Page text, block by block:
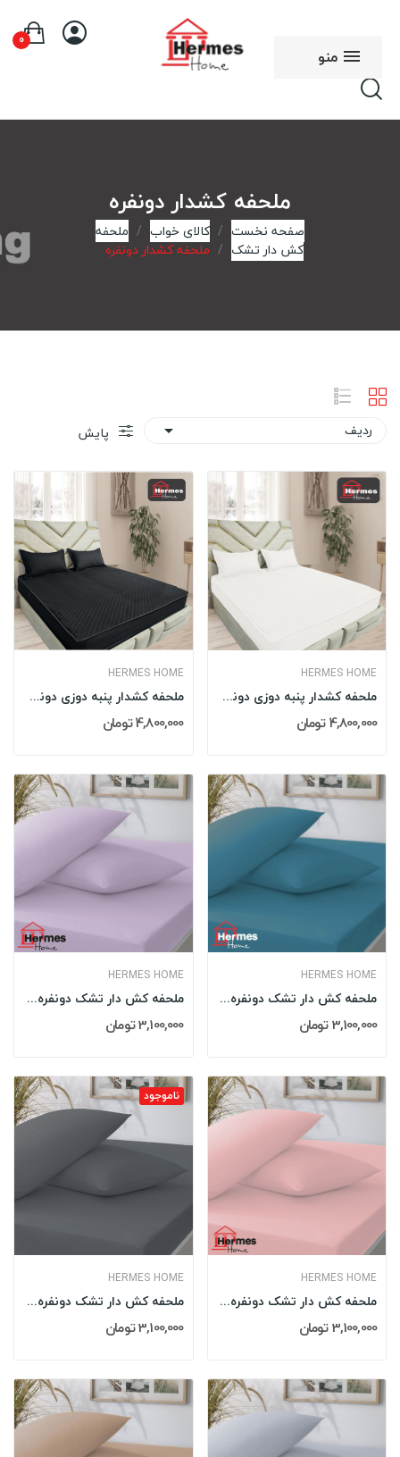
منو
0
ملحفه کشدار دونفره
صفحه نخست کالای خواب
ملحفه
کش دار تشک
ملحفه کشدار دونفره
ردیف 
HERMES HOME
ملحفه کشدار پنبه دوزی دونفره 160 کویین هرمس...
4,800,000 تومان
HERMES HOME
ملحفه کشدار پنبه دوزی دونفره 160 کویین هرمس...
4,800,000 تومان
HERMES HOME
ملحفه کش دار تشک دونفره 160 کویین هرمس HERMES...
3,100,000 تومان
HERMES HOME
ملحفه کش دار تشک دونفره 160 کویین هرمس HERMES...
3,100,000 تومان
HERMES HOME
ملحفه کش دار تشک دونفره 160 کویین هرمس HERMES...
3,100,000 تومان
ناموجود
HERMES HOME
ملحفه کش دار تشک دونفره 160 کویین هرمس HERMES...
3,100,000 تومان